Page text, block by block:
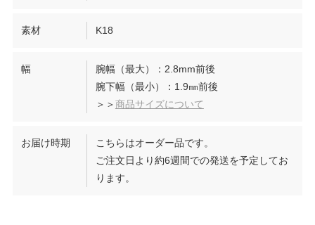
素材 K18
幅
腕幅（最大）：2.8mm前後
腕下幅（最小）：1.9㎜前後
＞＞商品サイズについて
お届け時期
こちらはオーダー品です。
ご注文日より約6週間での発送を予定してお
ります。